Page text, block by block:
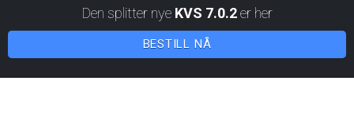
Den splitter nye KVS 7.0.2er her
BESTILL NÅ